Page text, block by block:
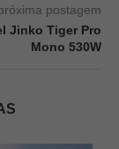
postagem
Jinko Tiger Pro
Mono 530W